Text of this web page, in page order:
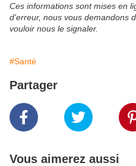
Ces informations sont mises en
d'erreur, nous vous demandons
vouloir nous le signaler.
#Santé
Partager
Vous aimerez aussi